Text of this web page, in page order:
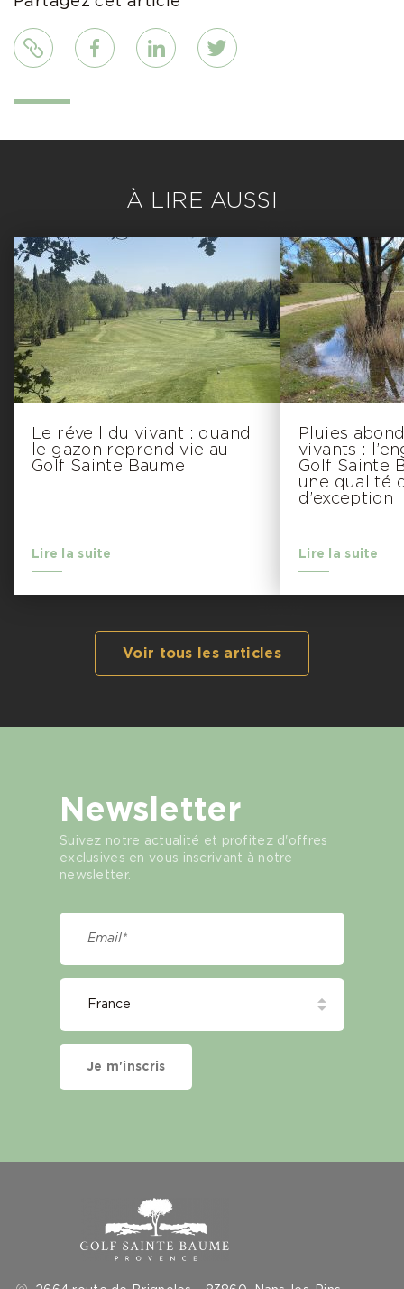
Lien FacebookLinkedIn Twitter
À LIRE AUSSI
Le réveil du vivant : quand
le gazon reprend vie au
Golf Sainte Baume
Lire la suite
Pluies
vivants :
Golf Sainte
une qualité
d’exception
Lire la suite
Voir tous les articles
Newsletter
Suivez notre actualité et profitez d'offres
exclusives en vous inscrivant à notre
newsletter.
Je m'inscris